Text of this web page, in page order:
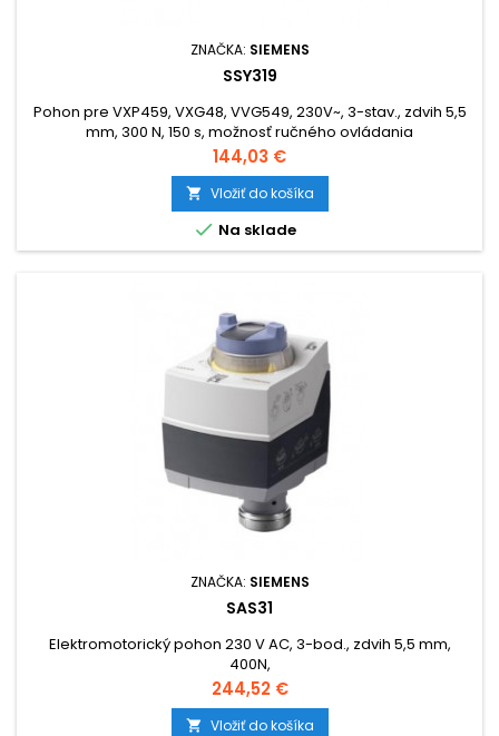
ZNAČKA: SIEMENS
SSY319
Pohon pre VXP459, VXG48, VVG549, 230V~, 3-stav., zdvih 5,5
mm, 300 N, 150 s, možnosť ručného ovládania
Cena
144,03 €
 Vložiť do košíka
 Na sklade
ZNAČKA: SIEMENS
SAS31
Elektromotorický pohon 230 V AC, 3-bod., zdvih 5,5 mm,
400N,
Cena
244,52 €
 Vložiť do košíka